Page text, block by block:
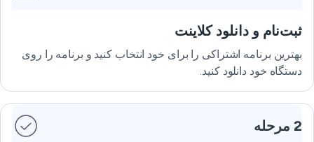
ثبت‌نام و دانلود کلاینت
بهترین برنامه اشتراکی را برای خود انتخاب کنید و برنامه را روی
دستگاه خود دانلود کنید.
2 مرحله